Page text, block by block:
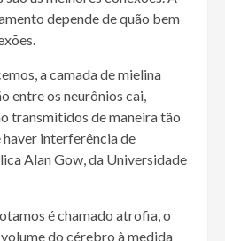
depende de quão bem
a camada de mielina
entre os neurônios cai,
transmitidos de maneira tão
haver interferência de
Alan Gow, da Universidade
é chamado atrofia, o
do cérebro à medida